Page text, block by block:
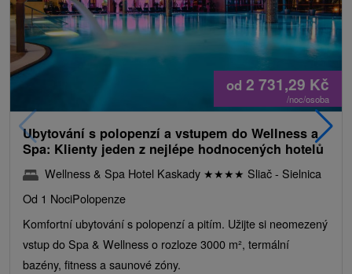
od 2 731,29 Kč
/noc/osoba
Ubytování s polopenzí a vstupem do Wellness a
Spa: Klienty jeden z nejlépe hodnocených hotelů
Wellness & Spa Hotel Kaskady ★★★★ Sliač - Sielnica
Od 1 NociPolopenze
Komfortní ubytování s polopenzí a pitím. Užijte si neomezený
vstup do Spa & Wellness o rozloze 3000 m², termální
bazény, fitness a saunové zóny.